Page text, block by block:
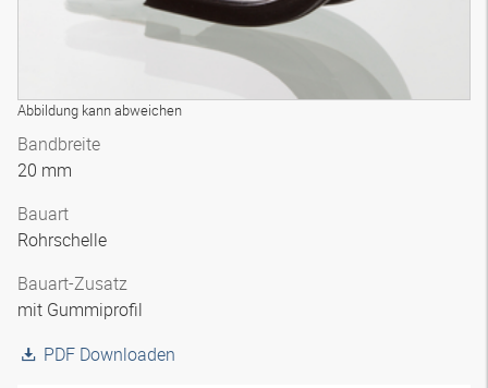
Abbildung kann abweichen
Bandbreite
20 mm
Bauart
Rohrschelle
Bauart-Zusatz
mit Gummiprofil
PDF Downloaden